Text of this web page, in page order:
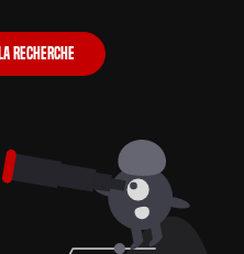
recherche